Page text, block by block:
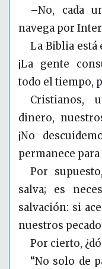
–No, cada
navega por
La Biblia está
¡La gente
todo el tiempo,
Cristianos,
dinero,
¡No
permanece
Por
salva; es
salvación: si
nuestros
Por cierto,
“No solo de